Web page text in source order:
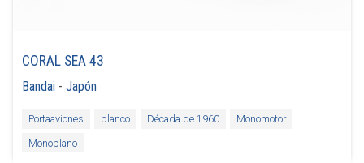
CORAL SEA 43
Bandai -Japón
Portaaviones blanco Década de 1960
Monomotor
Monoplano